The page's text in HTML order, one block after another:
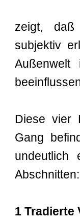
zeigt, daß
subjektiv
Diese vier
Gang
undeutlich
Abschnitten:
1 Tradierte